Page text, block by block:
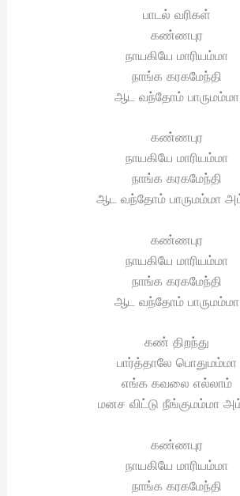
பாடல் வரிகள்
கண்ணபுர
நாயகியே மாரியம்மா
நாங்க கரகமேந்தி
ஆட வந்தோம் பாருமம்மா
கண்ணபுர
நாயகியே மாரியம்மா
நாங்க கரகமேந்தி
ஆட வந்தோம் பாருமம்மா
கண்ணபுர
நாயகியே மாரியம்மா
நாங்க கரகமேந்தி
ஆட வந்தோம் பாருமம்மா
கண் திறந்து
பார்த்தாலே பொதுமம்மா
எங்க கவலை எல்லாம்
மனச விட்டு நீங்குமம்மா
கண்ணபுர
நாயகியே மாரியம்மா
நாங்க கரகமேந்தி